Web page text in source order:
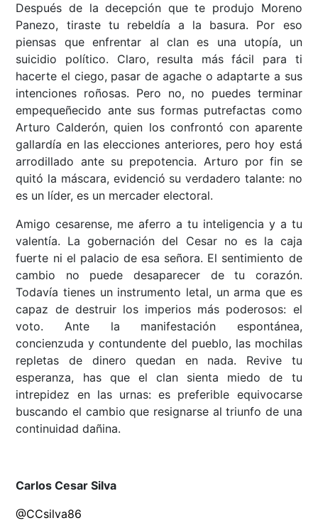
Después de la decepción que te produjo Moreno
Panezo, tiraste tu rebeldía a la basura. Por eso
piensas que enfrentar al clan es una utopía, un
suicidio político. Claro, resulta más fácil para ti
hacerte el ciego, pasar de agache o adaptarte a sus
intenciones roñosas. Pero no, no puedes terminar
empequeñecido ante sus formas putrefactas como
Arturo Calderón, quien los confrontó con aparente
gallardía en las elecciones anteriores, pero hoy está
arrodillado ante su prepotencia. Arturo por fin se
quitó la máscara, evidenció su verdadero talante: no
es un líder, es un mercader electoral.
Amigo cesarense, me aferro a tu inteligencia y a tu
valentía. La gobernación del Cesar no es la caja
fuerte ni el palacio de esa señora. El sentimiento de
cambio no puede desaparecer de tu corazón.
Todavía tienes un instrumento letal, un arma que es
capaz de destruir los imperios más poderosos: el
voto. Ante la manifestación espontánea,
concienzuda y contundente del pueblo, las mochilas
repletas de dinero quedan en nada. Revive tu
esperanza, has que el clan sienta miedo de tu
intrepidez en las urnas: es preferible equivocarse
buscando el cambio que resignarse al triunfo de una
continuidad dañina.
Carlos Cesar Silva
@CCsilva86